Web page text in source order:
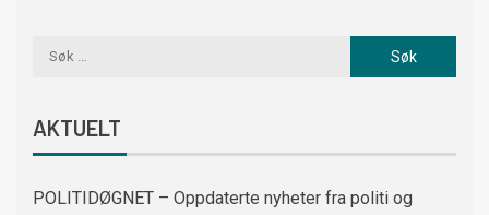
AKTUELT
POLITIDØGNET – Oppdaterte nyheter fra politi og